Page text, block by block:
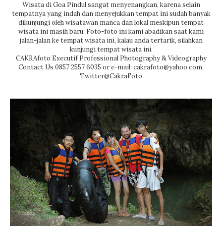
Wisata di Goa Pindul sangat menyenangkan, karena selain
tempatnya yang indah dan menyejukkan tempat ini sudah banyak
dikunjungi oleh wisatawan manca dan lokal meskipun tempat
wisata ini masih baru. Foto-foto ini kami abadikan saat kami
jalan-jalan ke tempat wisata ini, kalau anda tertarik, silahkan
kunjungi tempat wisata ini.
CAKRAfoto Executif Professional Photography & Videography
Contact Us 0857 2557 6035 or e-mail: cakrafoto@yahoo.com,
Twitter@CakraFoto